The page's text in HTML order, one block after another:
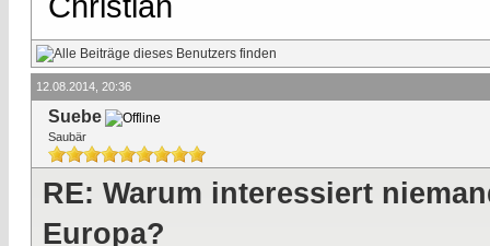
12.08.2014, 20:36
Suebe
Saubär
RE: Warum interessiert
Europa?